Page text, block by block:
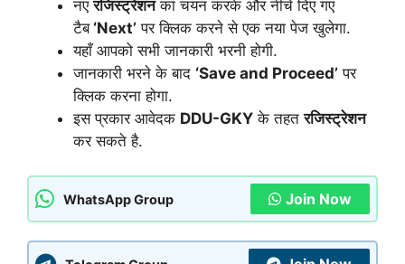
नएरजिस्ट्रेशनका चयन करके और नीचे दिए गए
टैब‘Next’ पर क्लिक करने से एक नया पेज खुलेगा.
यहाँ आपको सभी जानकारी भरनी होगी.
जानकारी भरने के बाद ‘Save and Proceed’ पर
क्लिक करना होगा.
इस प्रकार आवेदक DDU-GKY के तहतरजिस्ट्रेशन
कर सकते है.
WhatsApp Group Join Now